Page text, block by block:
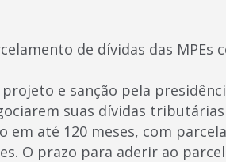
de dívidas das MPEs
e sanção pela
suas dívidas
em até 120 meses, com
O prazo para aderir ao